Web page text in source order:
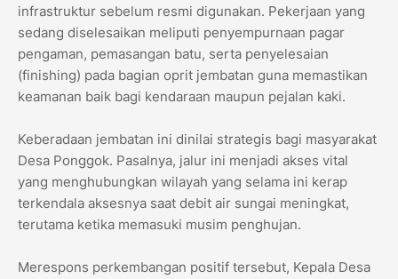
infrastruktur sebelum resmi digunakan. Pekerjaan yang
sedang diselesaikan meliputi penyempurnaan pagar
pengaman, pemasangan batu, serta penyelesaian
(finishing) pada bagian oprit jembatan guna memastikan
keamanan baik bagi kendaraan maupun pejalan kaki.
​Keberadaan jembatan ini dinilai strategis bagi masyarakat
Desa Ponggok. Pasalnya, jalur ini menjadi akses vital
yang menghubungkan wilayah yang selama ini kerap
terkendala aksesnya saat debit air sungai meningkat,
terutama ketika memasuki musim penghujan.
​Merespons perkembangan positif tersebut, Kepala Desa